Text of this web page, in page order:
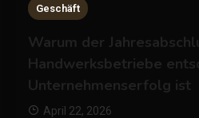
Geschäft
Warum der
Handwerksbetriebe
Unternehmenserfolg ist
April 22, 2026